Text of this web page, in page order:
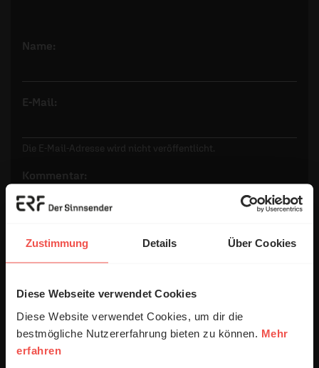
Zustimmung Details Über Cookies
Diese Webseite verwendet Cookies
Diese Website verwendet Cookies, um dir die
bestmögliche Nutzererfahrung bieten zu können. Mehr
erfahren
Name:
E-Mail:
Die E-Mail-Adresse wird nicht veröffentlicht.
Kommentar:
Meinen Kommentar nicht öffentlich teilen.
anonymisiert erfasst und zum Zweck der
ausgewertet werden. Es erfolgt keine Weitergabe
Ihrer Daten an Dritte. Näheres siehe
Datenschutzerklärung